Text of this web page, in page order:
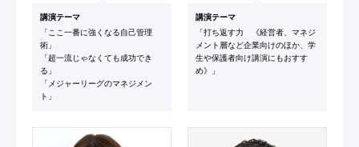
講演テーマ
「ここ一番に強くなる自己管理
術」
「超一流じゃなくても成功でき
る」
「メジャーリーグのマネジメン
ト」
講演テーマ
「打ち返す力 《経営者、マネジ
メント層など企業向けのほか、学
生や保護者向け講演にもおすす
め》」